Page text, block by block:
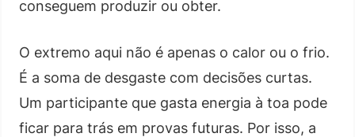
conseguem produzir ou obter.
O extremo aqui não é apenas o calor ou o frio.
É a soma de desgaste com decisões curtas.
Um participante que gasta energia à toa pode
ficar para trás em provas futuras. Por isso, a